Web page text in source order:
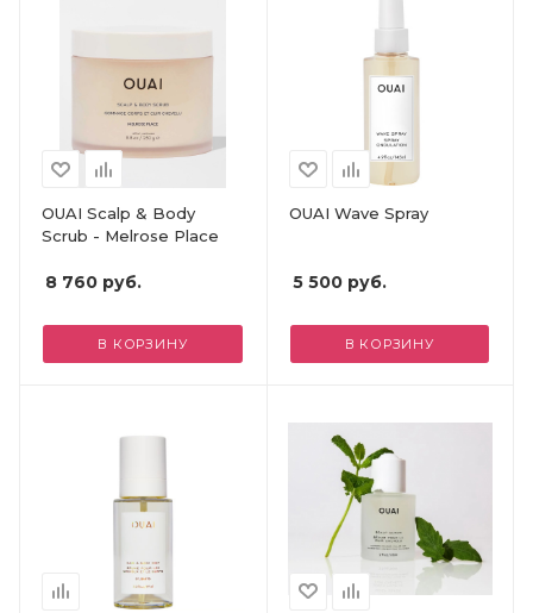
OUAI Scalp & Body
Scrub - Melrose Place
8 760 руб.
В КОРЗИНУ
OUAI Wave Spray
5 500руб.
В КОРЗИНУ